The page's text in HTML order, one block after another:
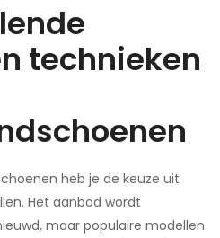
technieken
heb je de keuze uit
Het aanbod wordt
maar populaire modellen